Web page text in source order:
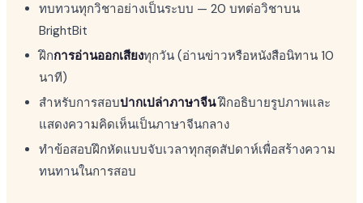
ทบทวนทุกวิชาอย่างเป็นระบบ — 20 บทต่อวิชาบน
BrightBit
ฝึกการอ่านออกเสียงทุกวัน (อ่านข่าวหรือหนังสือนิทาน 10
นาที)
สำหรับการสอบปากเปล่าภาษาจีนฝึกอธิบายรูปภาพและ
แสดงความคิดเห็นเป็นภาษาจีนกลาง
ทำข้อสอบฝึกหัดแบบจับเวลาทุกสุดสัปดาห์เพื่อสร้างความ
ทนทานในการสอบ